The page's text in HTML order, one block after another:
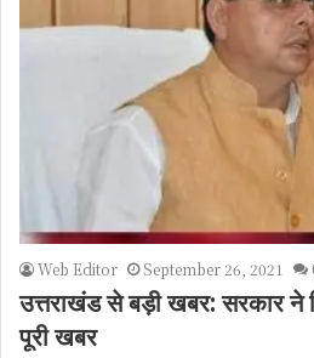
Web Editor September 26, 2021
उत्तराखंड से बड़ी खबर: सरकार
पूरी खबर